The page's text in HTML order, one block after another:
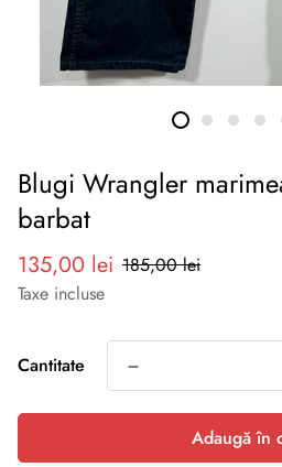
Blugi Wrangler
barbat
Preț
redus
135,00 lei
Preț
normal
185,00 lei
Taxe incluse
Cantitate
Adaugă în